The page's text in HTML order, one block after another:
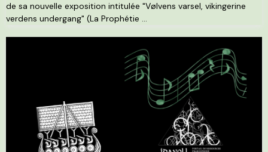
de sa nouvelle exposition intitulée "Vølvens varsel, vikingerine
verdens undergang" (La Prophétie ...